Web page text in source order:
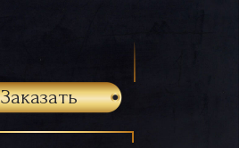
Заказать